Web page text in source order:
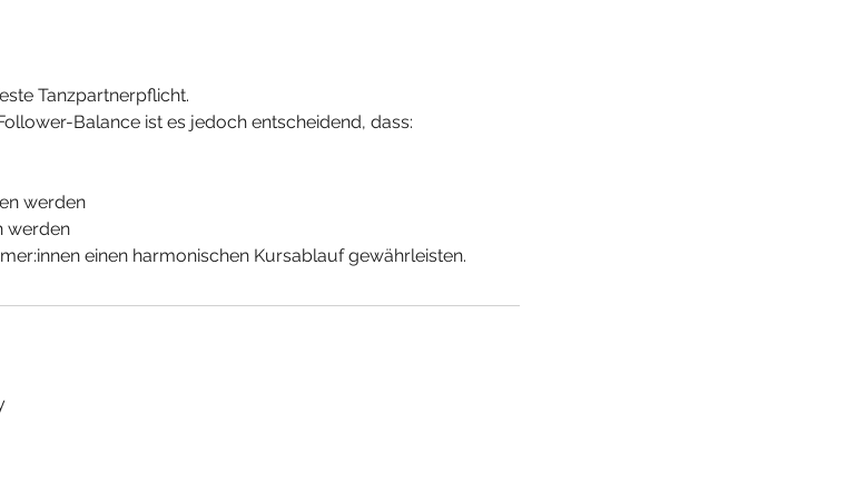
Tanzpartnerpflicht.
Balance ist es jedoch entscheidend, dass:
werden
werden
einen harmonischen Kursablauf gewährleisten.